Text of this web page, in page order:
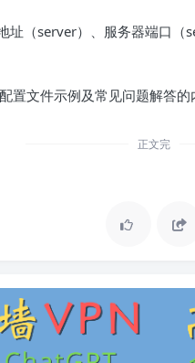
址（server）、服务器端口
置文件示例及常见问题解答的
正文完